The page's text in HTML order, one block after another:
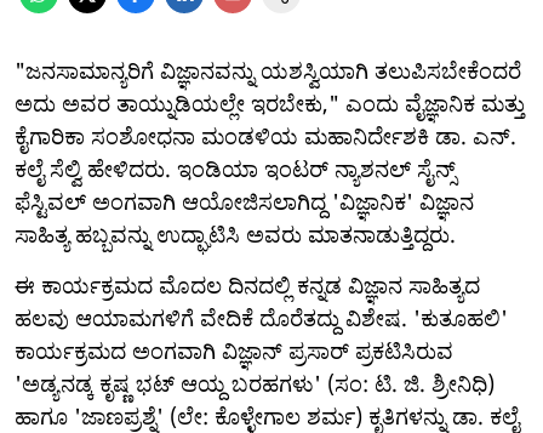
"ಜನಸಾಮಾನ್ಯರಿಗೆ ವಿಜ್ಞಾನವನ್ನು ಯಶಸ್ವಿಯಾಗಿ ತಲುಪಿಸಬೇಕೆಂದರೆ
ಅದು ಅವರ ತಾಯ್ನುಡಿಯಲ್ಲೇ ಇರಬೇಕು," ಎಂದು ವೈಜ್ಞಾನಿಕ ಮತ್ತು
ಕೈಗಾರಿಕಾ ಸಂಶೋಧನಾ ಮಂಡಳಿಯ ಮಹಾನಿರ್ದೇಶಕಿ ಡಾ. ಎನ್.
ಕಲೈ ಸೆಲ್ವಿ ಹೇಳಿದರು. ಇಂಡಿಯಾ ಇಂಟರ್ ನ್ಯಾಶನಲ್ ಸೈನ್ಸ್
ಫೆಸ್ಟಿವಲ್ ಅಂಗವಾಗಿ ಆಯೋಜಿಸಲಾಗಿದ್ದ 'ವಿಜ್ಞಾನಿಕ' ವಿಜ್ಞಾನ
ಸಾಹಿತ್ಯ ಹಬ್ಬವನ್ನು ಉದ್ಘಾಟಿಸಿ ಅವರು ಮಾತನಾಡುತ್ತಿದ್ದರು.
ಈ ಕಾರ್ಯಕ್ರಮದ ಮೊದಲ ದಿನದಲ್ಲಿ ಕನ್ನಡ ವಿಜ್ಞಾನ ಸಾಹಿತ್ಯದ
ಹಲವು ಆಯಾಮಗಳಿಗೆ ವೇದಿಕೆ ದೊರೆತದ್ದು ವಿಶೇಷ. 'ಕುತೂಹಲಿ'
ಕಾರ್ಯಕ್ರಮದ ಅಂಗವಾಗಿ ವಿಜ್ಞಾನ್ ಪ್ರಸಾರ್ ಪ್ರಕಟಿಸಿರುವ
'ಅಡ್ಯನಡ್ಕ ಕೃಷ್ಣ ಭಟ್ ಆಯ್ದ ಬರಹಗಳು' (ಸಂ: ಟಿ. ಜಿ. ಶ್ರೀನಿಧಿ)
ಹಾಗೂ 'ಜಾಣಪ್ರಶ್ನೆ' (ಲೇ: ಕೊಳ್ಳೇಗಾಲ ಶರ್ಮ) ಕೃತಿಗಳನ್ನು ಡಾ. ಕಲೈ